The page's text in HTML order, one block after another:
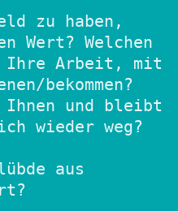
zu haben,
Wert? Welchen
Ihre Arbeit, mit
bekommen?
und bleibt
wieder weg?
aus